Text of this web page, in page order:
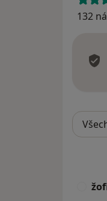
132